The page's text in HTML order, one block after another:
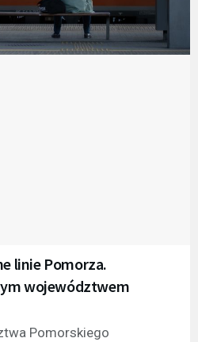
linie Pomorza.
województwem
Pomorskiego